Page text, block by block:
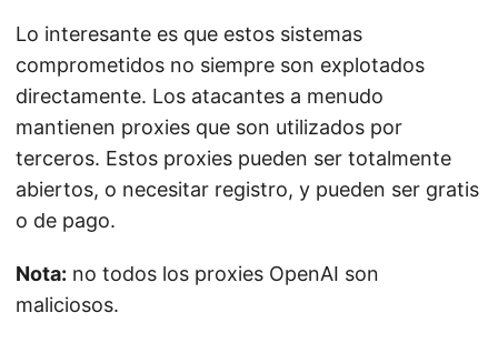
Lo interesante es que estos sistemas
comprometidos no siempre son explotados
directamente. Los atacantes a menudo
mantienen proxies que son utilizados por
terceros. Estos proxies pueden ser totalmente
abiertos, o necesitar registro, y pueden ser gratis
o de pago.
Nota: no todos los proxies OpenAI son
maliciosos.